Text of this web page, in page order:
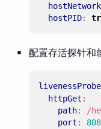
hostNetwork
hostPID:
配置存活探针和
livenessProbe
httpGet :
path:
/
port :